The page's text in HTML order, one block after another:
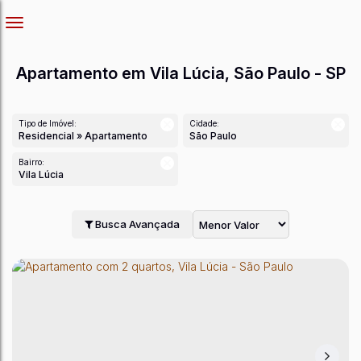
Apartamento em Vila Lúcia, São Paulo - SP
Tipo de Imóvel:
Residencial » Apartamento
Cidade:
São Paulo
Bairro:
Vila Lúcia
Busca Avançada